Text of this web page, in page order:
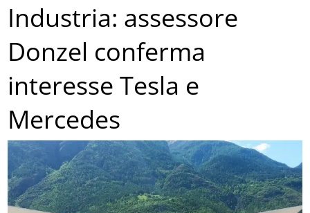
Industria: assessore
Donzel conferma
interesse Tesla e
Mercedes